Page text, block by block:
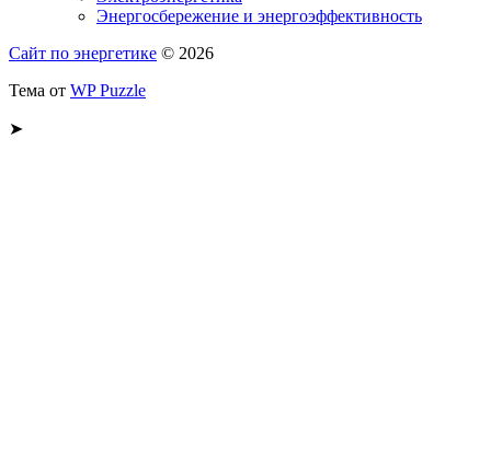
Энергосбережение и энергоэффективность
Сайт по энергетике © 2026
Тема от WP Puzzle
➤